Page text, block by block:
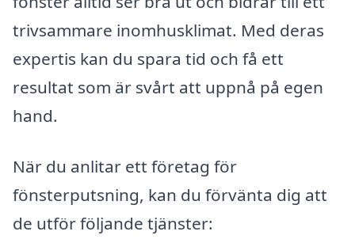
trivsammare inomhusklimat. Med deras
expertis kan du spara tid och få ett
resultat som är svårt att uppnå på egen
hand.
När du anlitar ett företag för
fönsterputsning, kan du förvänta dig att
de utför följande tjänster: